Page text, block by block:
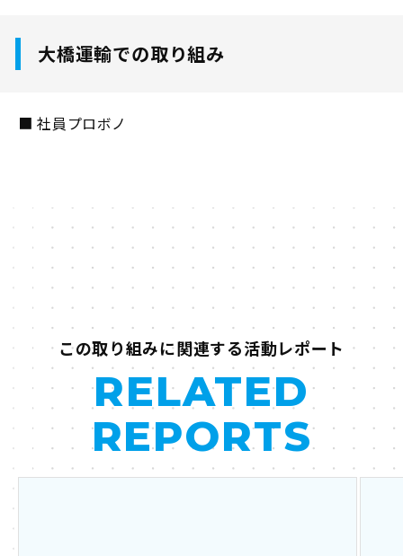
大橋運輸での取り組み
■ 社員プロボノ
この取り組みに関連する活動レポート
RELATED
REPORTS